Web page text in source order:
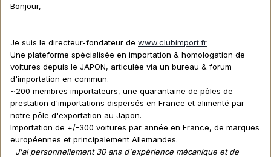
Bonjour,
Je suis le directeur-fondateur de www.clubimport.fr
Une plateforme spécialisée en importation & homologation de
voitures depuis le JAPON, articulée via un bureau & forum
d'importation en commun.
~200 membres importateurs, une quarantaine de pôles de
prestation d'importations dispersés en France et alimenté par
notre pôle d'exportation au Japon.
Importation de +/-300 voitures par année en France, de marques
européennes et principalement Allemandes.
J'ai personnellement 30 ans d'expérience mécanique et de